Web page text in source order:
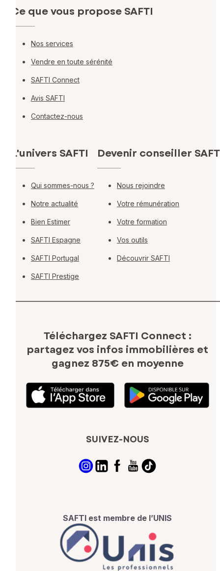
Ce que vous propose SAFTI
Nos services
Vendre en toute sérénité
SAFTI Connect
Avis SAFTI
Contactez-nous
L'univers SAFTI
Qui sommes-nous ?
Notre actualité
Bien Estimer
SAFTI Espagne
SAFTI Portugal
SAFTI Prestige
Devenir conseiller
Nous rejoindre
Votre rémunération
Votre formation
Vos outils
Découvrir SAFTI
Téléchargez SAFTI Connect :
partagez vos infos immobilières et
gagnez 875€ en moyenne
SUIVEZ-NOUS
SAFTI est membre de l’UNIS